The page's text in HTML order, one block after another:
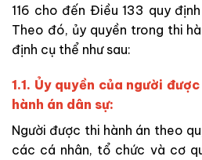
116 cho đến Điều 133 quy
Theo đó, ủy quyền trong thi
định cụ thể như sau:
1.1. Ủy quyền của người
hành án dân sự:
Người được thi hành án theo
các cá nhân, tổ chức và cơ